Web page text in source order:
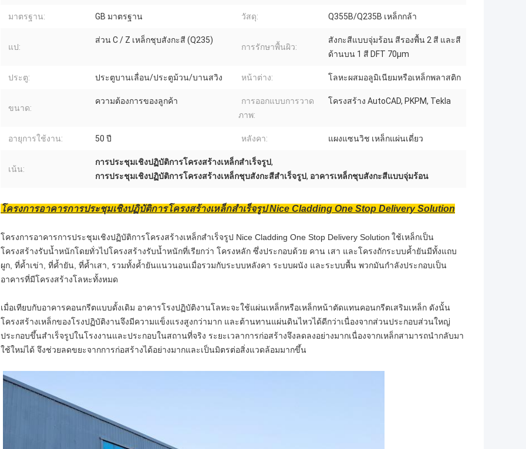
มาตรฐาน: GB มาตรฐาน วัสดุ: Q355B/Q235B เหล็กกล้า
แป:
ส่วน C / Z เหล็กชุบสังกะสี (Q235)
การรักษาพื้นผิว:
สังกะสีแบบจุ่มร้อน สีรองพื้น 2 สี และสี
ด้านบน 1 สี DFT 70μm
ประตู: ประตูบานเลื่อน/ประตูม้วน/บานสวิง หน้าต่าง: โลหะผสมอลูมิเนียมหรือเหล็กพลาสติก
ขนาด:
ความต้องการของลูกค้า
การออกแบบการวาด
ภาพ:
โครงสร้าง AutoCAD, PKPM, Tekla
อายุการใช้งาน: 50 ปี หลังคา: แผงแซนวิช เหล็กแผ่นเดี่ยว
เน้น:
การประชุมเชิงปฏิบัติการโครงสร้างเหล็กสำเร็จรูป,
การประชุมเชิงปฏิบัติการโครงสร้างเหล็กชุบสังกะสีสำเร็จรูป, อาคารเหล็กชุบสังกะสีแบบจุ่มร้อน
โครงการอาคารการประชุมเชิงปฏิบัติการโครงสร้างเหล็กสำเร็จรูป Nice Cladding One Stop Delivery Solution
โครงการอาคารการประชุมเชิงปฏิบัติการโครงสร้างเหล็กสำเร็จรูป Nice Cladding One Stop Delivery Solution ใช้เหล็กเป็น
โครงสร้างรับน้ำหนักโดยทั่วไปโครงสร้างรับน้ำหนักที่เรียกว่า โครงหลัก ซึ่งประกอบด้วย คาน เสา และโครงถักระบบค้ำยันมีทั้งแถบ
ผูก, ที่ค้ำเข่า, ที่ค้ำยัน, ที่ค้ำเสา, รวมทั้งค้ำยันแนวนอนเมื่อรวมกับระบบหลังคา ระบบผนัง และระบบพื้น พวกมันกำลังประกอบเป็น
อาคารที่มีโครงสร้างโลหะทั้งหมด
เมื่อเทียบกับอาคารคอนกรีตแบบดั้งเดิม อาคารโรงปฏิบัติงานโลหะจะใช้แผ่นเหล็กหรือเหล็กหน้าตัดแทนคอนกรีตเสริมเหล็ก ดังนั้น
โครงสร้างเหล็กของโรงปฏิบัติงานจึงมีความแข็งแรงสูงกว่ามาก และต้านทานแผ่นดินไหวได้ดีกว่าเนื่องจากส่วนประกอบส่วนใหญ่
ประกอบขึ้นสำเร็จรูปในโรงงานและประกอบในสถานที่จริง ระยะเวลาการก่อสร้างจึงลดลงอย่างมากเนื่องจากเหล็กสามารถนำกลับมา
ใช้ใหม่ได้ จึงช่วยลดขยะจากการก่อสร้างได้อย่างมากและเป็นมิตรต่อสิ่งแวดล้อมมากขึ้น